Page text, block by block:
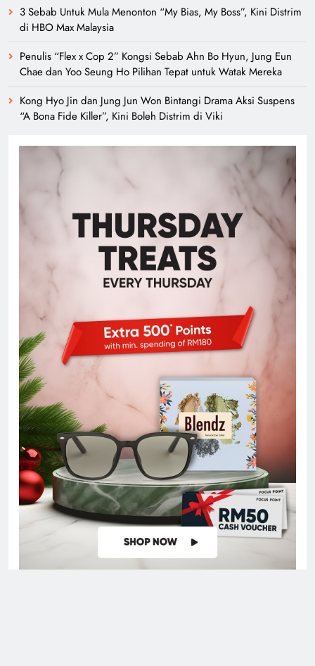
3 Sebab Untuk Mula Menonton “My Bias, My Boss”, Kini Distrim
di HBO Max Malaysia
Penulis “Flex x Cop 2” Kongsi Sebab Ahn Bo Hyun, Jung Eun
Chae dan Yoo Seung Ho Pilihan Tepat untuk Watak Mereka
Kong Hyo Jin dan Jung Jun Won Bintangi Drama Aksi Suspens
“A Bona Fide Killer”, Kini Boleh Distrim di Viki